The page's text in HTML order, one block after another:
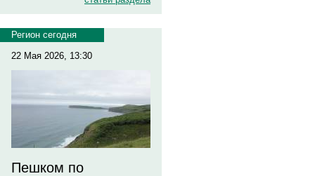
Регион сегодня
22 Мая 2026, 13:30
Пешком по